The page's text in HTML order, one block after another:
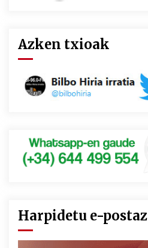
Azken txioak
Harpidetu e-postaz